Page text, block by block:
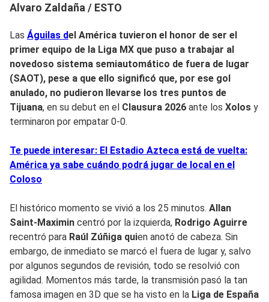
Alvaro Zaldaña / ESTO
Las Águilas del América tuvieron el honor de ser el
primer equipo de la Liga MX que puso a trabajar al
novedoso sistema semiautomático de fuera de lugar
(SAOT), pese a que ello significó que, por ese gol
anulado, no pudieron llevarse los tres puntos de
Tijuana, en su debut en el Clausura 2026 ante los Xolos y
terminaron por empatar 0-0.
Te puede interesar: El Estadio Azteca está de vuelta:
América ya sabe cuándo podrá jugar de local en el
Coloso
El histórico momento se vivió a los 25 minutos. Allan
Saint-Maximin centró por la izquierda, Rodrigo Aguirre
recentró para Raúl Zúñiga quien anotó de cabeza. Sin
embargo, de inmediato se marcó el fuera de lugar y, salvo
por algunos segundos de revisión, todo se resolvió con
agilidad. Momentos más tarde, la transmisión pasó la tan
famosa imagen en 3D que se ha visto en la Liga de España